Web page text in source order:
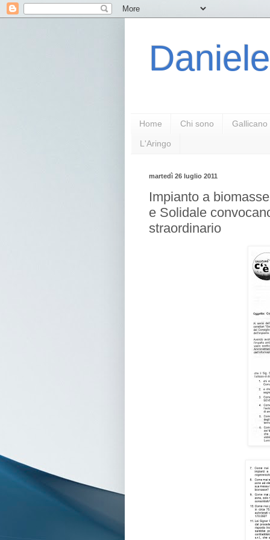
Home Chi sono Gallicano
L'Aringo
martedì 26 luglio 2011
Impianto a
e Solidale
straordinario